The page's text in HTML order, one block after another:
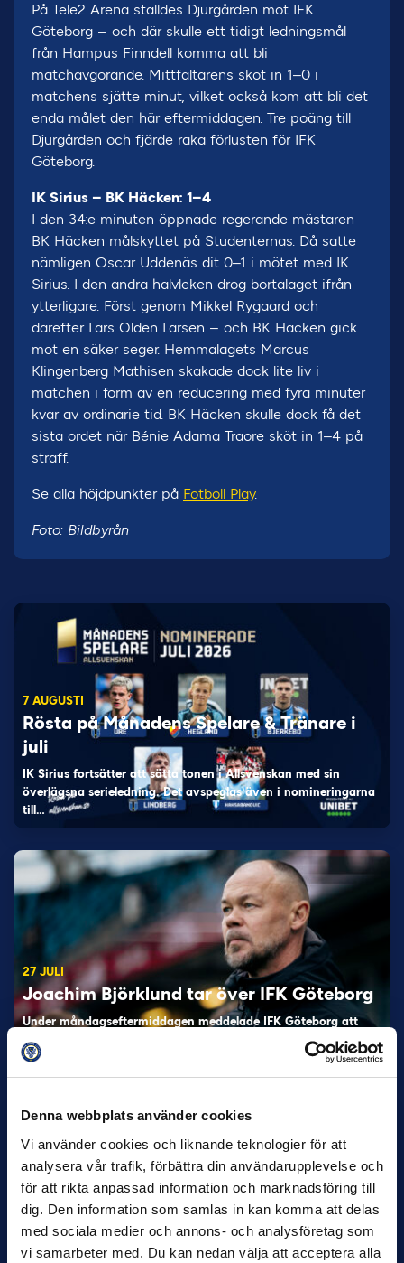
Denna webbplats använder cookies
Vi använder cookies och liknande teknologier för att
analysera vår trafik, förbättra din användarupplevelse och
för att rikta anpassad information och marknadsföring till
dig. Den information som samlas in kan komma att delas
med sociala medier och annons- och analysföretag som
vi samarbeter med. Du kan nedan välja att acceptera alla
På Tele2 Arena ställdes Djurgården mot IFK
Göteborg – och där skulle ett tidigt ledningsmål
från Hampus Finndell komma att bli
matchavgörande. Mittfältarens sköt in 1–0 i
matchens sjätte minut, vilket också kom att bli det
enda målet den här eftermiddagen. Tre poäng till
Djurgården och fjärde raka förlusten för IFK
Göteborg.
IK Sirius – BK Häcken: 1–4
I den 34:e minuten öppnade regerande mästaren
BK Häcken målskyttet på Studenternas. Då satte
nämligen Oscar Uddenäs dit 0–1 i mötet med IK
Sirius. I den andra halvleken drog bortalaget ifrån
ytterligare. Först genom Mikkel Rygaard och
därefter Lars Olden Larsen – och BK Häcken gick
mot en säker seger. Hemmalagets Marcus
Klingenberg Mathisen skakade dock lite liv i
matchen i form av en reducering med fyra minuter
kvar av ordinarie tid. BK Häcken skulle dock få det
sista ordet när Bénie Adama Traore sköt in 1–4 på
straff.
Se alla höjdpunkter på Fotboll Play.
Foto: Bildbyrån
7 AUGUSTI
Rösta på Månadens Spelare & Tränare i
juli
IK Sirius fortsätter att sätta tonen i Allsvenskan med sin
överlägsna serieledning. Det avspeglas även i nomineringarna
till…
27 JULI
Joachim Björklund tar över IFK Göteborg
Under måndagseftermiddagen meddelade IFK Göteborg att
Stefan Billborns uppdrag som huvudtränare i herrlaget har
avslutats.…
30 JUNI